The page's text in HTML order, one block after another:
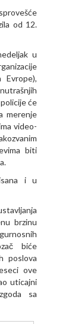
od 12.
u
Evrope),
će
merenje
video-
biti
i u
brzinu
biće
poslova
ove
uticajni
sa